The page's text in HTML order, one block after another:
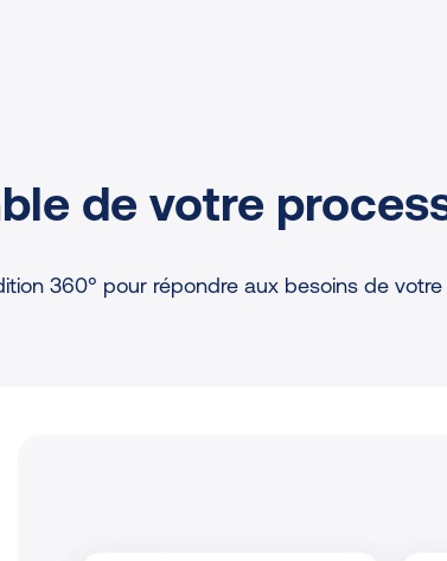
de votre
360° pour répondre aux besoins de